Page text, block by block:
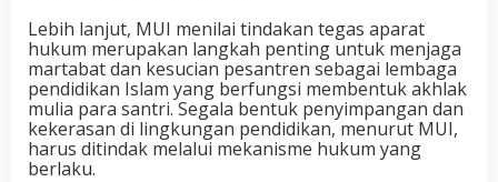
Lebih lanjut, MUI menilai tindakan tegas aparat
hukum merupakan langkah penting untuk menjaga
martabat dan kesucian pesantren sebagai lembaga
pendidikan Islam yang berfungsi membentuk akhlak
mulia para santri. Segala bentuk penyimpangan dan
kekerasan di lingkungan pendidikan, menurut MUI,
harus ditindak melalui mekanisme hukum yang
berlaku.